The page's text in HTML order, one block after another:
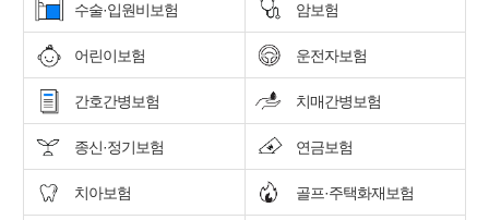
수술·입원비보험 암보험
어린이보험 운전자보험
간호간병보험 치매간병보험
종신·정기보험 연금보험
치아보험 골프·주택화재보험